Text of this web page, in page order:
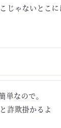
じゃないとこ
単なので。
詐欺掛かるよ